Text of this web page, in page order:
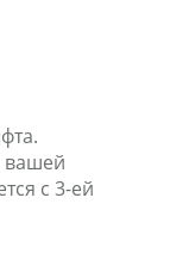
вашей
с 3-ей